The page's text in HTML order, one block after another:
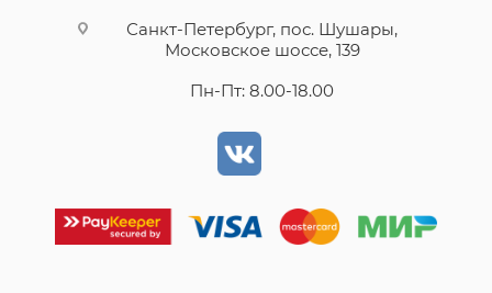
Санкт-Петербург, пос. Шушары,
Московское шоссе, 139
Пн-Пт: 8.00-18.00